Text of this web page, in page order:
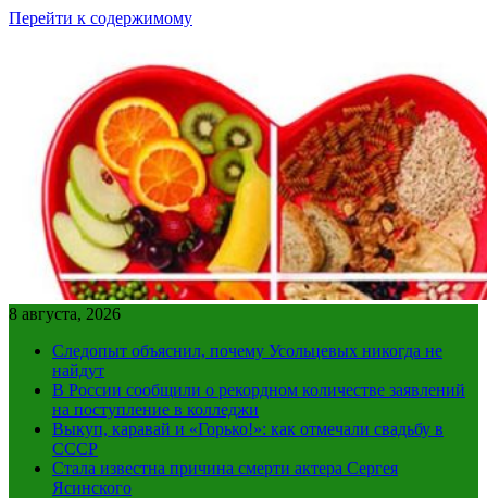
Перейти к содержимому
8 августа, 2026
Следопыт объяснил, почему Усольцевых никогда не
найдут
В России сообщили о рекордном количестве заявлений
на поступление в колледжи
Выкуп, каравай и «Горько!»: как отмечали свадьбу в
СССР
Стала известна причина смерти актера Сергея
Ясинского